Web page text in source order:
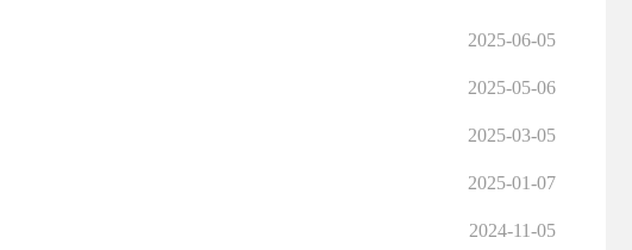
2025-06-05
2025-05-06
2025-03-05
2025-01-07
2024-11-05